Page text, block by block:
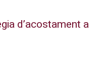
d’acostament a